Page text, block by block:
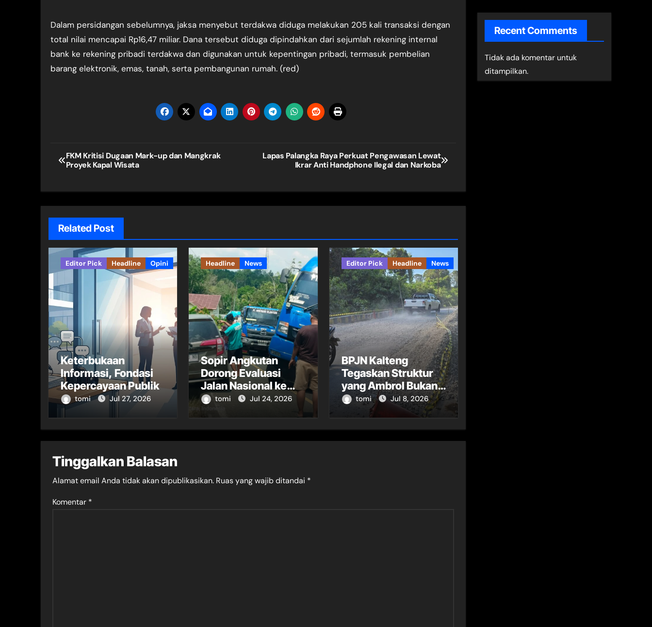
Dalam persidangan sebelumnya, jaksa menyebut terdakwa diduga melakukan 205 kali transaksi dengan
total nilai mencapai Rp16,47 miliar. Dana tersebut diduga dipindahkan dari sejumlah rekening internal
bank ke rekening pribadi terdakwa dan digunakan untuk kepentingan pribadi, termasuk pembelian
barang elektronik, emas, tanah, serta pembangunan rumah. (red)
Navigasi
pos
FKM Kritisi Dugaan Mark-up dan Mangkrak
Proyek Kapal Wisata
Lapas Palangka Raya Perkuat Pengawasan Lewat
Ikrar Anti Handphone Ilegal dan Narkoba
Related Post
Editor Pick Headline Opini
Keterbukaan
Informasi, Fondasi
Kepercayaan Publik
tomi Jul 27, 2026
Headline News
Sopir Angkutan
Dorong Evaluasi
Jalan Nasional ke
Barito Utara
tomi Jul 24, 2026
Editor Pick Headline News
BPJN Kalteng
Tegaskan Struktur
yang Ambrol Bukan
Box Culvert
tomi Jul 8, 2026
Tinggalkan Balasan
Alamat email Anda tidak akan dipublikasikan. Ruas yang wajib ditandai *
Komentar *
Recent Comments
Tidak ada komentar untuk
ditampilkan.